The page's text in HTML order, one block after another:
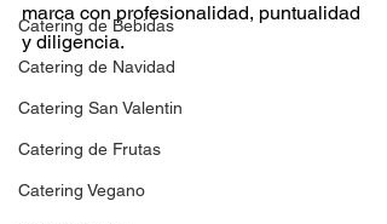
Catering de Bebidas
Catering de Navidad
Catering San Valentin
Catering de Frutas
Catering Vegano
marca con profesionalidad, puntualidad
y diligencia.